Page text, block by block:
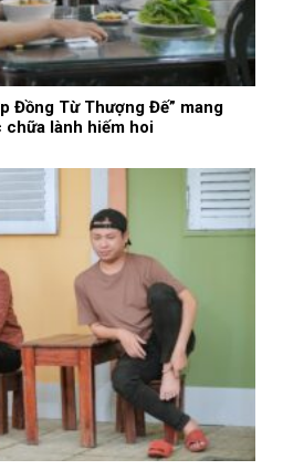
Đồng Từ Thượng Đế” mang
chữa lành hiếm hoi